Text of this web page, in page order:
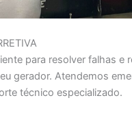
para resolver falhas e
gerador. Atendemos
técnico especializado.